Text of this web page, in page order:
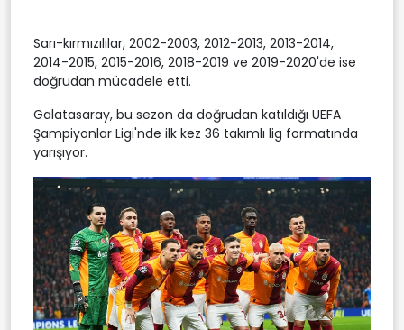
Sarı-kırmızılılar, 2002-2003, 2012-2013, 2013-2014,
2014-2015, 2015-2016, 2018-2019 ve 2019-2020'de ise
doğrudan mücadele etti.
Galatasaray, bu sezon da doğrudan katıldığı UEFA
Şampiyonlar Ligi'nde ilk kez 36 takımlı lig formatında
yarışıyor.